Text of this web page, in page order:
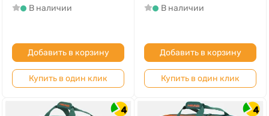
В наличии
Добавить в корзину
Купить в один клик
В наличии
Добавить в корзину
Купить в один клик
4 4